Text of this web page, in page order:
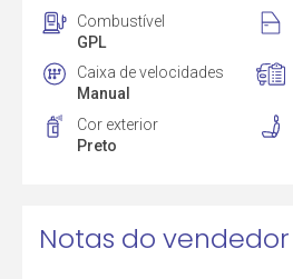
Combustível
GPL
Caixa de velocidades
Manual
Cor exterior
Preto
Notas do vendedor